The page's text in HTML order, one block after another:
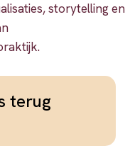
storytelling en
terug